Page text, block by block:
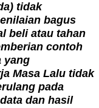
tidak
bagus
beli atau tahan
contoh
yang
Masa Lalu tidak
pada
dan hasil